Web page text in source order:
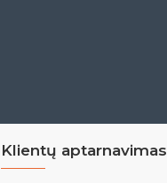
Klientų aptarnavimas